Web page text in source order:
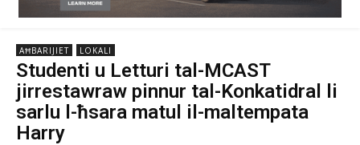
AĦBARIJIET LOKALI
Studenti u Letturi tal-MCAST
jirrestawraw pinnur tal-Konkatidral li
sarlu l-ħsara matul il-maltempata
Harry